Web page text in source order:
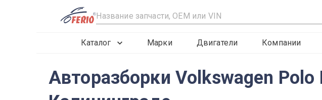
R
Каталог Марки Двигатели Компании
Авторазборки Volkswagen